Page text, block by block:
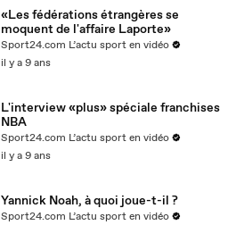
«Les fédérations étrangères se
moquent de l'affaire Laporte»
Sport24.com L’actu sport en vidéo
il y a 9 ans
L'interview «plus» spéciale franchises
NBA
Sport24.com L’actu sport en vidéo
il y a 9 ans
Yannick Noah, à quoi joue-t-il ?
Sport24.com L’actu sport en vidéo